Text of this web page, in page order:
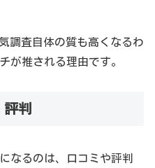
調査自体の質も高くなるわ
が推される理由です。
判
なるのは、口コミや評判